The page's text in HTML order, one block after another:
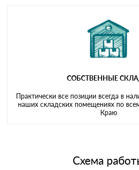
СОБСТВЕННЫЕ
Практически все позиции всегда в
наших складских помещениях по
Краю
Схема